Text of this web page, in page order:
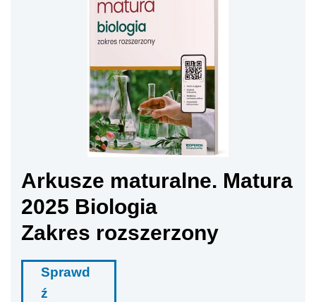
Arkusze maturalne. Matura
2025 Biologia
Zakres rozszerzony
Sprawd
ź